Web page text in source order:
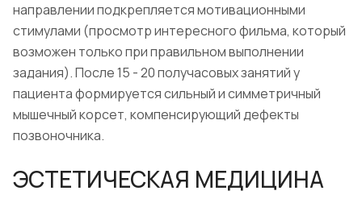
направлении подкрепляется мотивационными
стимулами (просмотр интересного фильма, который
возможен только при правильном выполнении
задания). После 15 - 20 получасовых занятий у
пациента формируется сильный и симметричный
мышечный корсет, компенсирующий дефекты
позвоночника.
ЭСТЕТИЧЕСКАЯ МЕДИЦИНА